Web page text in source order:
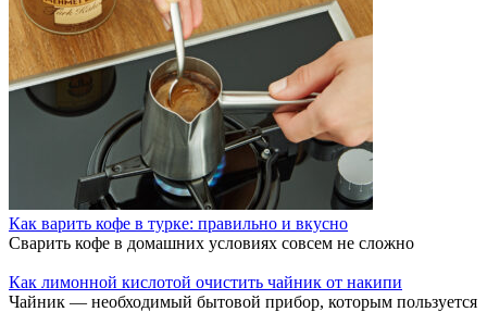
Как варить кофе в турке: правильно и вкусно
Сварить кофе в домашних условиях совсем не сложно
Как лимонной кислотой очистить чайник от накипи
Чайник — необходимый бытовой прибор, которым пользуется